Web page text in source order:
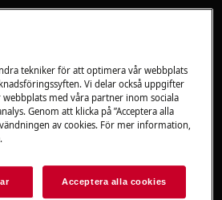
förlänger programmets
normalt för tvättmaskiner.
tekniker för att optimera vår webbplats
Vi delar också uppgifter
med våra partner inom sociala
Genom att klicka på ”Acceptera alla
av cookies. För mer information,
Acceptera alla cookies